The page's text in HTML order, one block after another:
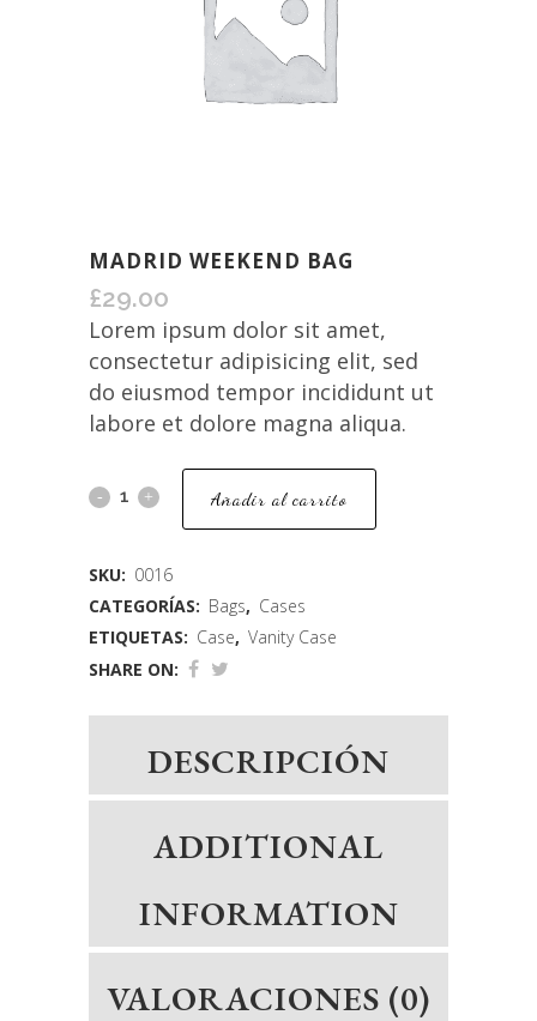
MADRID WEEKEND BAG
£29.00
Lorem ipsum dolor sit amet,
consectetur adipisicing elit, sed
do eiusmod tempor incididunt ut
labore et dolore magna aliqua.
Añadir al carrito
SKU: 0016
CATEGORÍAS: Bags, Cases
ETIQUETAS: Case, Vanity Case
SHARE ON:
DESCRIPCIÓN
ADDITIONAL
INFORMATION
VALORACIONES (0)